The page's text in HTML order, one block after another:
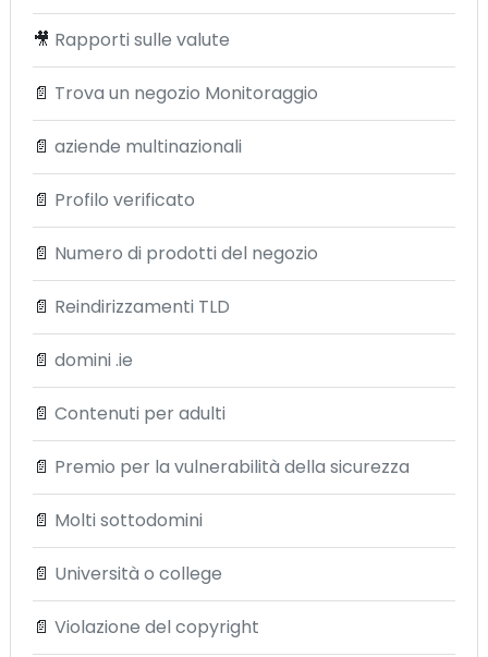
🎥 Rapporti sulle valute
📄 Trova un negozio Monitoraggio
📄 aziende multinazionali
📄 Profilo verificato
📄 Numero di prodotti del negozio
📄 Reindirizzamenti TLD
📄 domini .ie
📄 Contenuti per adulti
📄 Premio per la vulnerabilità della sicurezza
📄 Molti sottodomini
📄 Università o college
📄 Violazione del copyright